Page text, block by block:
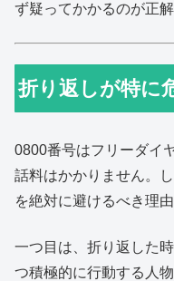
ず疑ってかかるのが正解
折り返しが特に
0800番号はフリーダイ
話料はかかりません。
を絶対に避けるべき理
一つ目は、折り返した
つ積極的に行動する人